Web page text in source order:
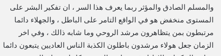
والمسلم الصادق والمؤثر ربما يعرف هذا السر ، ان تفكير البشر على
المستوى منخفض هو في الواقع التامر على الباطل ، والجهلاء دائما
مرتبطون بمن يتظاهرون مرشد الروحي وما شابه ذالك ، وفي اخر
الزمان جعل هولاء مرشدون باطلون الكذبة الناس العاديين يتبعون دائما